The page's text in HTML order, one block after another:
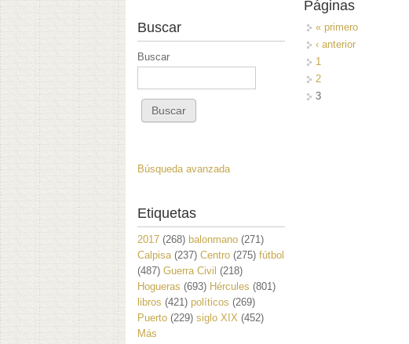
Páginas
« primero
‹ anterior
1
2
3
Buscar
Buscar
Búsqueda avanzada
Etiquetas
2017 (268) balonmano (271)
Calpisa (237) Centro (275) fútbol
(487) Guerra Civil (218)
Hogueras (693) Hércules (801)
libros (421) políticos (269)
Puerto (229) siglo XIX (452)
Más